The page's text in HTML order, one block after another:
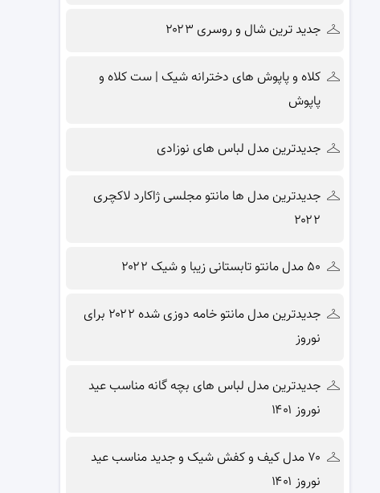
جدید ترین شال و روسری ۲۰۲۳
کلاه و پاپوش های دخترانه شیک | ست کلاه و
پاپوش
جدیدترین مدل لباس های نوزادی
جدیدترین مدل ها مانتو مجلسی ژاکارد لاکچری
۲۰۲۲
۵۰ مدل مانتو تابستانی زیبا و شیک ۲۰۲۲
جدیدترین مدل مانتو خامه دوزی شده ۲۰۲۲ برای
نوروز
جدیدترین مدل لباس های بچه گانه مناسب عید
نوروز ۱۴۰۱
۷۰ مدل کیف و کفش شیک و جدید مناسب عید
نوروز ۱۴۰۱